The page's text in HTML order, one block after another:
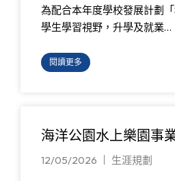
為配合本年度學校發展計劃
學生學習視野，升學及就業…
閱讀更多
海洋公園水上樂園事
12/05/2026 生涯規劃